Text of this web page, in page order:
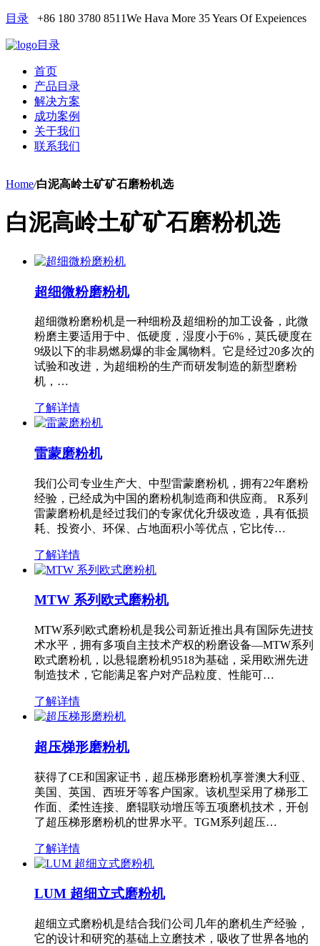
目录 +86 180 3780 8511We Hava More 35 Years Of Expeiences
目录
首页
产品目录
解决方案
成功案例
关于我们
联系我们
Home/白泥高岭土矿矿石磨粉机选
白泥高岭土矿矿石磨粉机选
超细微粉磨粉机
超细微粉磨粉机是一种细粉及超细粉的加工设备，此微
粉磨主要适用于中、低硬度，湿度小于6%，莫氏硬度在
9级以下的非易燃易爆的非金属物料。它是经过20多次的
试验和改进，为超细粉的生产而研发制造的新型磨粉
机，…
了解详情
雷蒙磨粉机
我们公司专业生产大、中型雷蒙磨粉机，拥有22年磨粉
经验，已经成为中国的磨粉机制造商和供应商。 R系列
雷蒙磨粉机是经过我们的专家优化升级改造，具有低损
耗、投资小、环保、占地面积小等优点，它比传…
了解详情
MTW 系列欧式磨粉机
MTW系列欧式磨粉机是我公司新近推出具有国际先进技
术水平，拥有多项自主技术产权的粉磨设备—MTW系列
欧式磨粉机，以悬辊磨粉机9518为基础，采用欧洲先进
制造技术，它能满足客户对产品粒度、性能可…
了解详情
超压梯形磨粉机
获得了CE和国家证书，超压梯形磨粉机享誉澳大利亚、
美国、英国、西班牙等客户国家。该机型采用了梯形工
作面、柔性连接、磨辊联动增压等五项磨机技术，开创
了超压梯形磨粉机的世界水平。TGM系列超压…
了解详情
LUM 超细立式磨粉机
超细立式磨粉机是结合我们公司几年的磨机生产经验，
它的设计和研究的基础上立磨技术，吸收了世界各地的